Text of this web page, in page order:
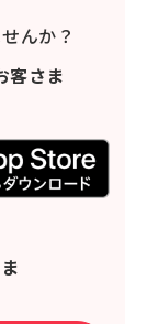
んか？
客さま